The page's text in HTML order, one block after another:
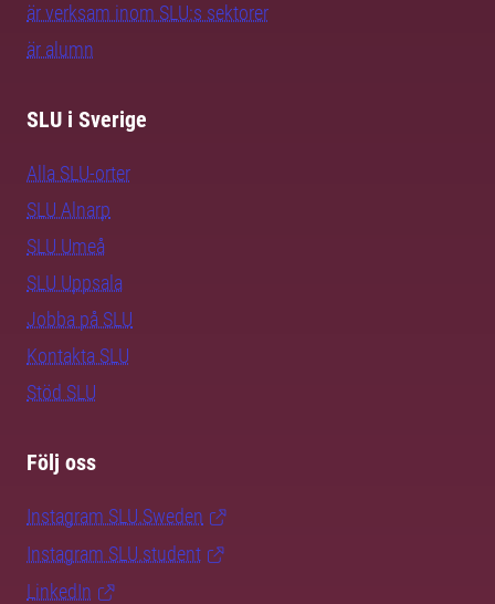
är verksam inom SLU:s sektorer
är alumn
SLU i Sverige
Alla SLU-orter
SLU Alnarp
SLU Umeå
SLU Uppsala
Jobba på SLU
Kontakta SLU
Stöd SLU
Följ oss
Instagram SLU.Sweden
Instagram SLU.student
LinkedIn